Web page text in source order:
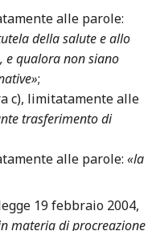
alle parole:
della salute e allo
e qualora non siano
;
c), limitatamente alle
trasferimento di
alle parole: «la
19 febbraio 2004,
materia di procreazione